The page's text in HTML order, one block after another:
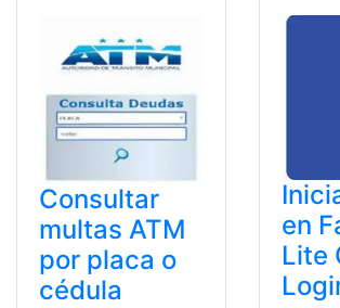
Consultar
multas ATM
por placa o
cédula
en
Lite